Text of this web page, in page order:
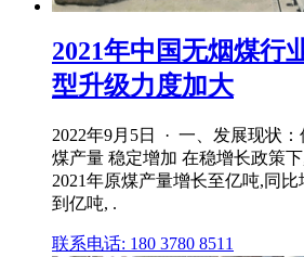
2021年中国无烟煤行
型升级力度加大
2022年9月5日 · 一、发展现状
煤产量 稳定增加 在稳增长政策下
2021年原煤产量增长至亿吨,同
到亿吨, .
联系电话: 180 3780 8511